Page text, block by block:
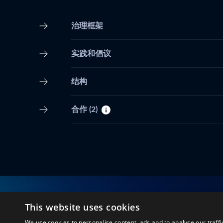
治理框架
实践和倡议
结构
合作 (2)
This website uses cookies